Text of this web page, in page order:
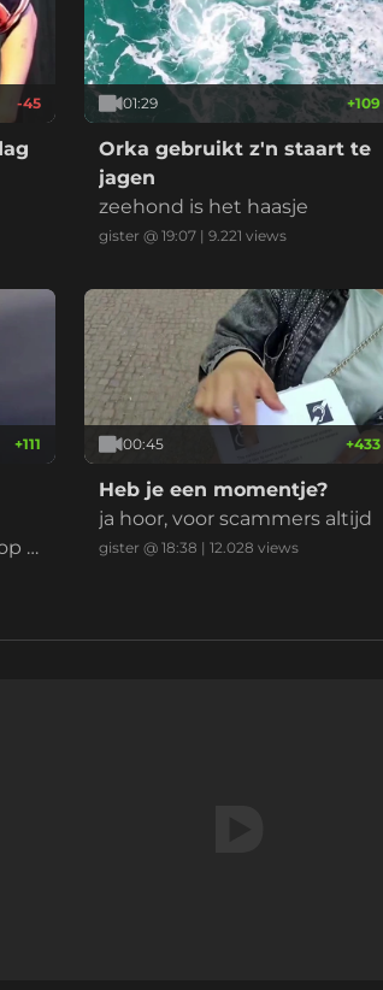
-45 01:29 +109
Orka gebruikt z'n staart te
jagen
zeehond is het haasje
gister @ 19:07| 9.221 views
+111
e
00:45 +433
Heb je een momentje?
ja hoor, voor scammers altijd
gister @ 18:38 | 12.028 views